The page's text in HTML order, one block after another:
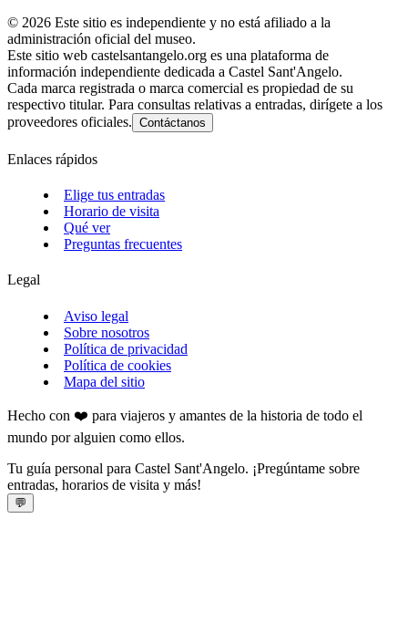
© 2026 Este sitio es independiente y no está afiliado a la
administración oficial del museo.
Este sitio web castelsantangelo.org es una plataforma de
información independiente dedicada a Castel Sant'Angelo.
Cada marca registrada o marca comercial es propiedad de su
respectivo titular. Para consultas relativas a entradas, dirígete a los
proveedores oficiales. Contáctanos
Enlaces rápidos
Elige tus entradas
Horario de visita
Qué ver
Preguntas frecuentes
Legal
Aviso legal
Sobre nosotros
Política de privacidad
Política de cookies
Mapa del sitio
Hecho con ❤️ para viajeros y amantes de la historia de todo el
mundo por alguien como ellos.
Tu guía personal para Castel Sant'Angelo. ¡Pregúntame sobre
entradas, horarios de visita y más!
💬